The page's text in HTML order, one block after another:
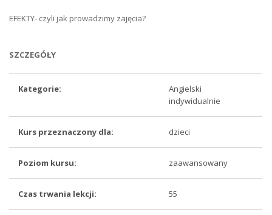
EFEKTY- czyli jak prowadzimy zajęcia?
SZCZEGÓŁY
Kategorie:
Angielski
indywidualnie
Kurs przeznaczony dla: dzieci
Poziom kursu: zaawansowany
Czas trwania lekcji: 55